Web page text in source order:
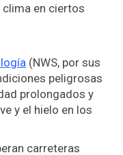
clima en ciertos
(NWS, por sus
peligrosas
prolongados y
y el hielo en los
carreteras